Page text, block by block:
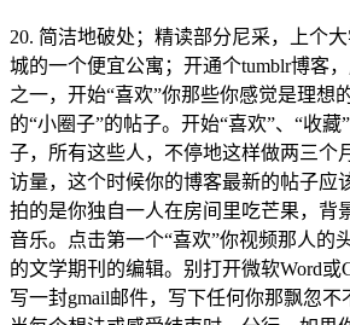
20. 简洁地破处；精读部分尼采，上个
城的一个便宜公寓；开通个tumblr博客
之一，开始“喜欢”你那些你感觉是理想
的“小圈子”的帖子。开始“喜欢”、“收藏
子，所有这些人，不停地这样做两三个
访量，这个时候你的博客最新的帖子应
拍的是你独自一人在房间里吃芒果，背
音乐。点击第一个“喜欢”你视频那人的
的文学期刊的编辑。别打开微软Word或
写一封gmail邮件，写下任何你那飘忽不